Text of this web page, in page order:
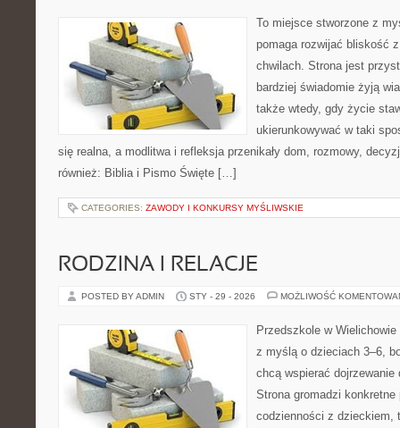
To miejsce stworzone z
pomaga rozwijać bliskość
chwilach. Strona jest
bardziej świadomie żyją
także wtedy, gdy życie
ukierunkowywać w taki
się realna, a modlitwa i refleksja przenikały dom, rozmowy,
również: Biblia i Pismo Święte […]
CATEGORIES: ZAWODY I KONKURSY MYŚLIWSKIE
RODZINA I RELACJE
POSTED BY ADMIN STY - 29 - 2026 MOŻLIWOŚĆ
Przedszkole w
z myślą o dzieciach 3–6,
chcą wspierać
Strona gromadzi
codzienności z dzieckiem,